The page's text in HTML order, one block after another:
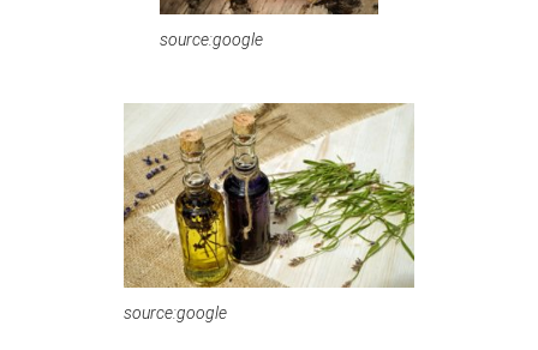
source:google
source:google